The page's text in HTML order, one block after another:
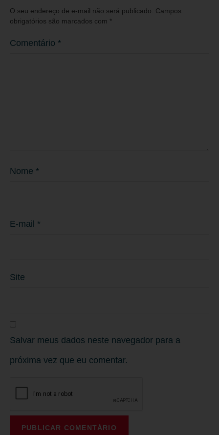
O seu endereço de e-mail não será publicado.
Campos
obrigatórios são marcados com *
Comentário *
Nome *
E-mail *
Site
Salvar meus dados neste navegador para a
próxima vez que eu comentar.